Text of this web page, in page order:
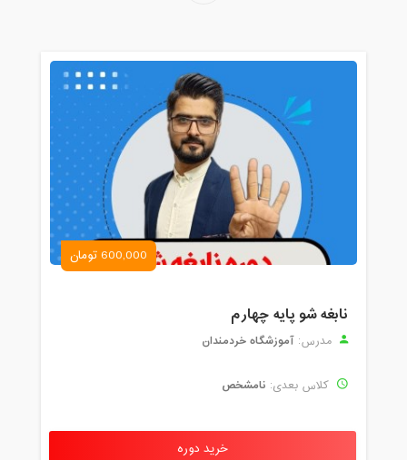
600,000 تومان
نابغه شو پایه چهارم
مدرس: آموزشگاه خردمندان
کلاس بعدی: نامشخص
خرید دوره